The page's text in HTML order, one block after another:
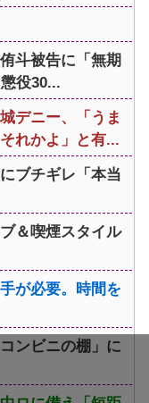
斗被告に「無期
役30...
デニー、「うま
れかよ」と有...
ブチギレ「本当
＆喫煙スタイル
が必要。時間を
ンビニの棚」に